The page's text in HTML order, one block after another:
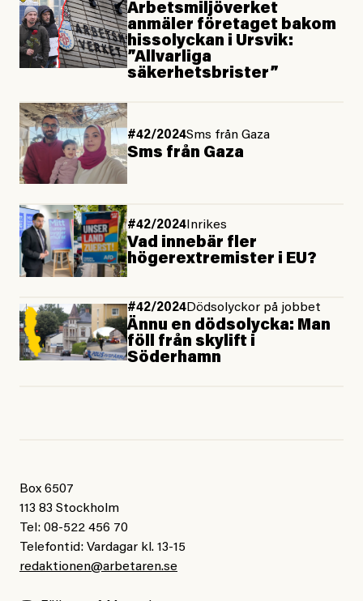
Arbetsmiljöverket
anmäler företaget bakom
hissolyckan i Ursvik:
”Allvarliga
säkerhetsbrister”
#42/2024Sms från Gaza
Sms från Gaza
#42/2024 Inrikes
Vad innebär fler
högerextremister i EU?
#42/2024Dödsolyckor på jobbet
Ännu en dödsolycka: Man
föll från skylift i
Söderhamn
Box 6507
113 83 Stockholm
Tel: 08-522 456 70
Telefontid: Vardagar kl. 13-15
redaktionen@arbetaren.se